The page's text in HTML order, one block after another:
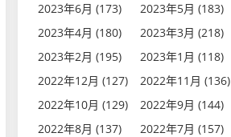
2023年6月 (173)
2023年5月 (183)
2023年4月 (180)
2023年3月 (218)
2023年2月 (195)
2023年1月 (118)
2022年12月 (127)
2022年11月 (136)
2022年10月 (129)
2022年9月 (144)
2022年8月 (137)
2022年7月 (157)